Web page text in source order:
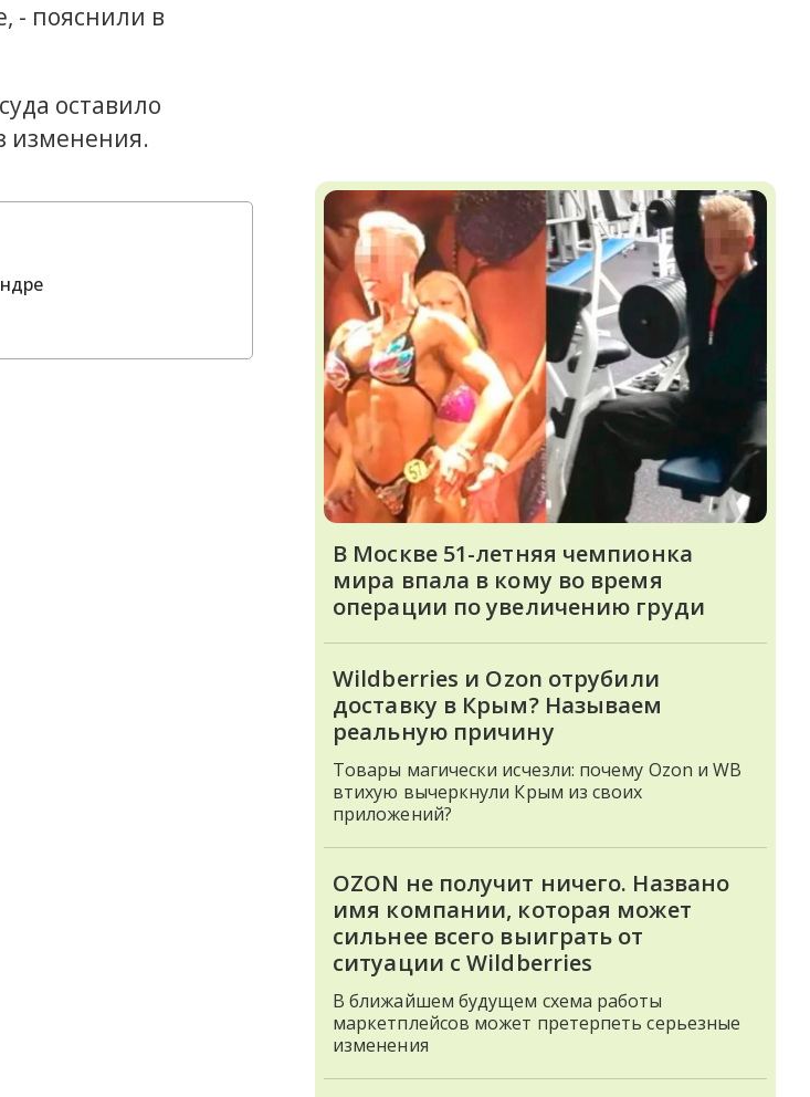
- пояснили в
оставило
изменения.
В Москве 51-летняя чемпионка
мира впала в кому во время
операции по увеличению груди
Wildberries и Ozon отрубили
доставку в Крым? Называем
реальную причину
Товары магически исчезли: почему Ozon и WB
втихую вычеркнули Крым из своих
приложений?
OZON не получит ничего. Названо
имя компании, которая может
сильнее всего выиграть от
ситуации с Wildberries
В ближайшем будущем схема работы
маркетплейсов может претерпеть серьезные
изменения